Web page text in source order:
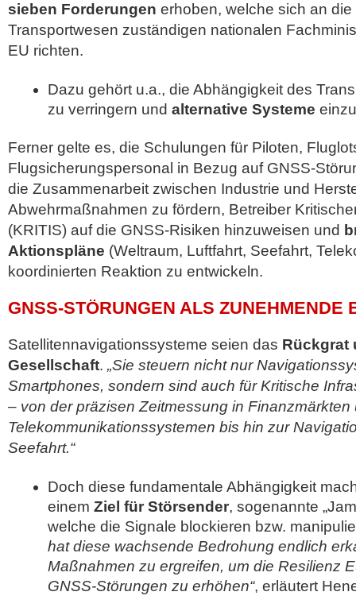
sieben Forderungen erhoben, welche sich an die
Transportwesen zuständigen nationalen
EU richten.
Dazu gehört u.a., die Abhängigkeit des
zu verringern und alternative Systeme
Ferner gelte es, die Schulungen für Piloten,
Flugsicherungspersonal in Bezug auf GNSS-
die Zusammenarbeit zwischen Industrie und
Abwehrmaßnahmen zu fördern, Betreiber
(KRITIS) auf die GNSS-Risiken hinzuweisen und
Aktionspläne (Weltraum, Luftfahrt, Seefahrt,
koordinierten Reaktion zu entwickeln.
GNSS-STÖRUNGEN ALS ZUNEHMENDE
Satellitennavigationssysteme seien das Rückgrat
Gesellschaft. „Sie steuern nicht nur
Smartphones, sondern sind auch für Kritische
– von der präzisen Zeitmessung in
Telekommunikationssystemen bis hin zur
Seefahrt.“
Doch diese fundamentale Abhängigkeit
einem Ziel für Störsender, sogenannte
welche die Signale blockieren bzw.
hat diese wachsende Bedrohung endlich
Maßnahmen zu ergreifen, um die Resilienz
GNSS-Störungen zu erhöhen“, erläutert